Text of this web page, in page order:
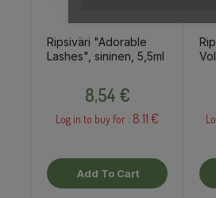
Ripsiväri "Adorable
Lashes", sininen, 5,5ml
8,54 €
Log in to buy for : 8.11 €
Add To Cart